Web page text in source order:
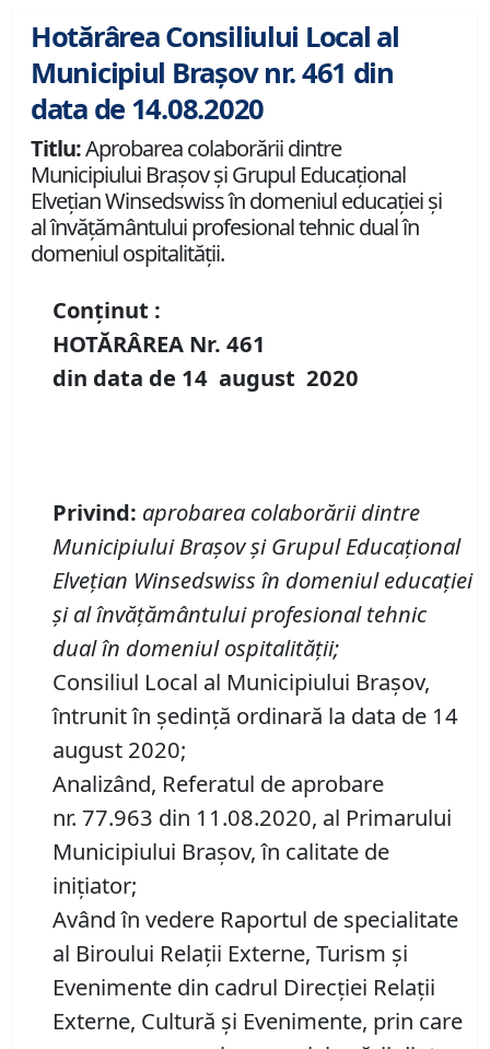
Hotărârea Consiliului Local al
Municipiul Brașov nr. 461 din
data de 14.08.2020
Titlu:Aprobarea colaborării dintre
Municipiului Braşov şi Grupul Educaţional
Elveţian Winsedswiss în domeniul educaţiei şi
al învăţământului profesional tehnic dual în
domeniul ospitalităţii.
Conținut :
HOTĂRÂREA Nr. 461
din data de 14 august 2020
Privind: aprobarea colaborării dintre
Municipiului Braşov şi GrupulEducaţional
Elveţian Winsedswiss în domeniul educaţiei
şi al învăţământului profesional tehnic
dual în domeniul ospitalităţii;
Consiliul Local al Municipiului Brașov,
întrunit în ședință ordinară la data de 14
august 2020;
Analizând, Referatul de aprobare
nr. 77.963 din 11.08.2020, al Primarului
Municipiului Braşov, în calitate de
iniţiator;
Având în vedere Raportul de specialitate
al Biroului Relații Externe, Turism și
Evenimente din cadrul Direcţiei Relaţii
Externe, Cultură şi Evenimente, prin care